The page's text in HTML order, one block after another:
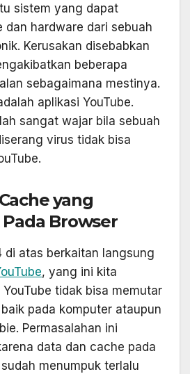
sistem yang dapat
dan hardware dari sebuah
Kerusakan disebabkan
beberapa
sebagaimana mestinya.
aplikasi YouTube.
sangat wajar bila sebuah
virus tidak bisa
yang
Browser
di atas berkaitan langsung
, yang ini kita
tidak bisa memutar
pada komputer ataupun
Permasalahan ini
data dan cache pada
menumpuk terlalu